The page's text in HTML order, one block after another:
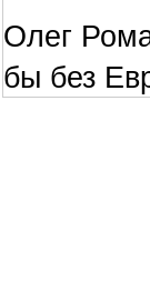
Олег
бы без